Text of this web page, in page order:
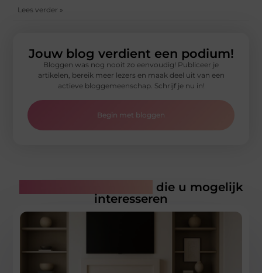
Lees verder »
Jouw blog verdient een podium!
Bloggen was nog nooit zo eenvoudig! Publiceer je
artikelen, bereik meer lezers en maak deel uit van een
actieve bloggemeenschap. Schrijf je nu in!
Begin met bloggen
die u mogelijk
interesseren